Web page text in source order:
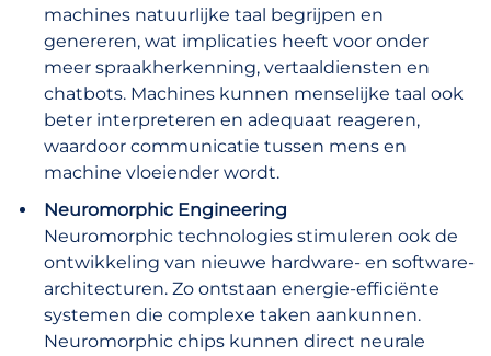
machines natuurlijke taal begrijpen en
genereren, wat implicaties heeft voor onder
meer spraakherkenning, vertaaldiensten en
chatbots. Machines kunnen menselijke taal ook
beter interpreteren en adequaat reageren,
waardoor communicatie tussen mens en
machine vloeiender wordt.
Neuromorphic Engineering
Neuromorphic technologies stimuleren ook de
ontwikkeling van nieuwe hardware- en software-
architecturen. Zo ontstaan energie-efficiënte
systemen die complexe taken aankunnen.
Neuromorphic chips kunnen direct neurale